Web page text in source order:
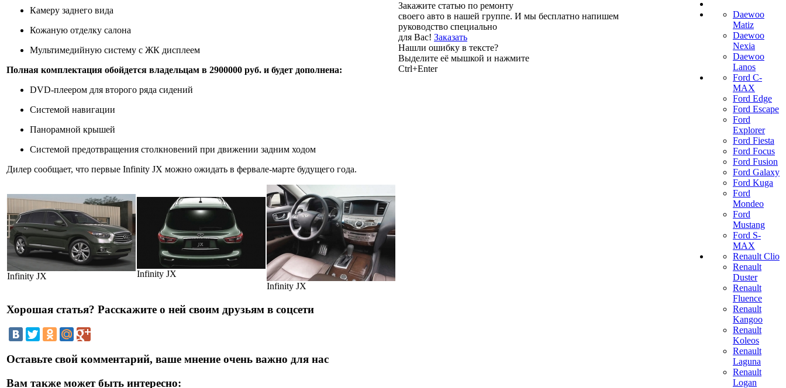
Камеру заднего вида
Кожаную отделку салона
Мультимедийную систему с ЖК дисплеем
Полная комплектация обойдется владельцам в 2900000 руб. и будет дополнена:
DVD-плеером для второго ряда сидений
Системой навигации
Панорамной крышей
Системой предотвращения столкновений при движении задним ходом
Дилер сообщает, что первые Infinity JX можно ожидать в фервале-марте будущего года.
Infinity JX
Infinity JX
Infinity JX
Хорошая статья? Расскажите о ней своим друзьям в соцсети
Оставьте свой комментарий, ваше мнение очень важно для нас
Вам также может быть интересно:
Закажите статью по ремонту
своего авто в нашей группе. И мы бесплатно напишем
руководство специально
для Вас! Заказать
Нашли ошибку в тексте?
Выделите её мышкой и нажмите
Ctrl+Enter
Daewoo
Matiz
Daewoo
Nexia
Daewoo
Lanos
Ford C-
MAX
Ford Edge
Ford Escape
Ford
Explorer
Ford Fiesta
Ford Focus
Ford Fusion
Ford Galaxy
Ford Kuga
Ford
Mondeo
Ford
Mustang
Ford S-
MAX
Renault Clio
Renault
Duster
Renault
Fluence
Renault
Kangoo
Renault
Koleos
Renault
Laguna
Renault
Logan